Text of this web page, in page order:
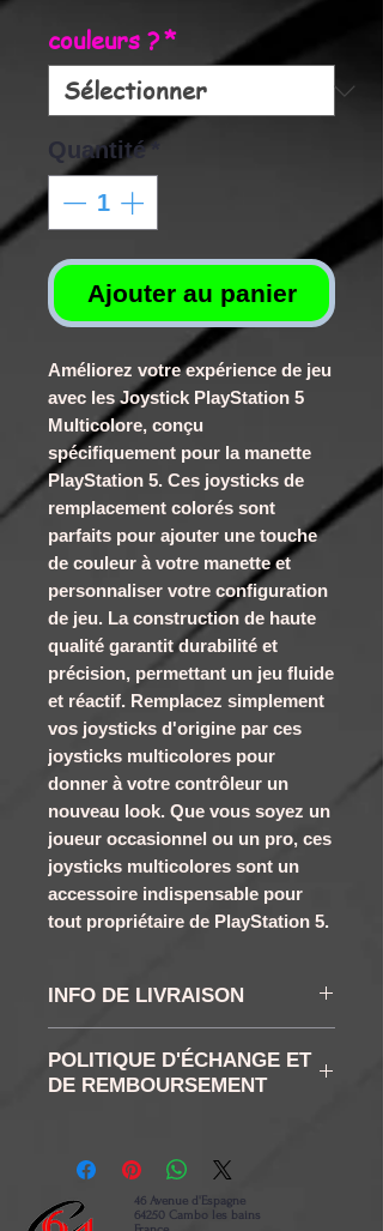
couleurs ?*
Quantité*
Ajouter au panier
Améliorez votre expérience de jeu
avec les Joystick PlayStation 5
Multicolore, conçu
spécifiquement pour la manette
PlayStation 5. Ces joysticks de
remplacement colorés sont
parfaits pour ajouter une touche
de couleur à votre manette et
personnaliser votre configuration
de jeu. La construction de haute
qualité garantit durabilité et
précision, permettant un jeu fluide
et réactif. Remplacez simplement
vos joysticks d'origine par ces
joysticks multicolores pour
donner à votre contrôleur un
nouveau look. Que vous soyez un
joueur occasionnel ou un pro, ces
joysticks multicolores sont un
accessoire indispensable pour
tout propriétaire de PlayStation 5.
INFO DE LIVRAISON
les délais varient selon les
boutons choisi, entre 3j et
pour des joysticks
POLITIQUE D'ÉCHANGE ET
DE REMBOURSEMENT
RETOUR : Vous disposez
conformément à la loi d'un
46 Avenue d'Espagne
64250 Cambo les bains